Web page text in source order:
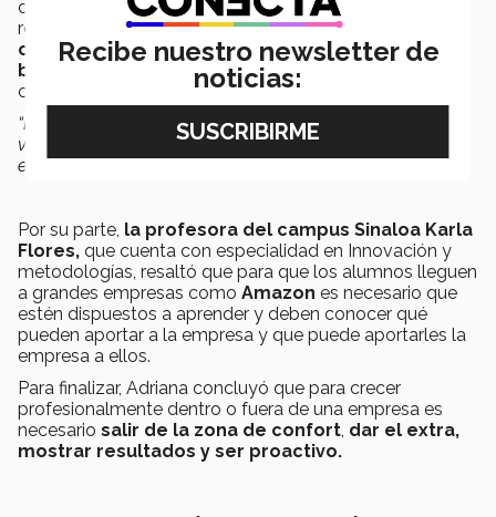
desde tus estudios, por lo que
recomienda
mantener la mente abierta a nuevas
oportunidades, experimentar y
buscar inspiración
rodeándote de personas que
causen un
impacto positivo en tu vida.
“La carta de egresado del Tec, solo la puedes jugar una
vez, la siguiente que vas a jugar es la del trabajo que
estás dejando”,
Por su parte, la profesora del campus Sinaloa Karla
Flores, que cuenta con especialidad en Innovación y
metodologías, resaltó que para que los alumnos lleguen
a grandes empresas como Amazon es necesario que
estén dispuestos a aprender y deben conocer qué
pueden aportar a la empresa y que puede aportarles la
empresa a ellos.
Para finalizar, Adriana concluyó que para crecer
profesionalmente dentro o fuera de una empresa es
necesario salir de la zona de confort, dar el extra,
mostrar resultados y ser proactivo.
Recibe nuestro newsletter de
noticias: